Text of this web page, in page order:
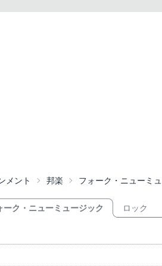
メント 邦楽 フォーク・ニューミ
ーク・ニューミュージック ロック